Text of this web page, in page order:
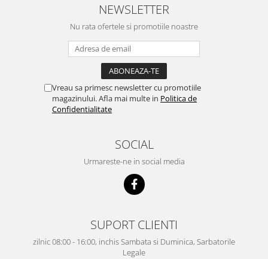
NEWSLETTER
Nu rata ofertele si promotiile noastre
Vreau sa primesc newsletter cu promotiile
magazinului. Afla mai multe in Politica de
Confidentialitate
SOCIAL
Urmareste-ne in social media
SUPORT CLIENTI
zilnic 08:00 - 16:00, inchis Sambata si Duminica, Sarbatorile
Legale